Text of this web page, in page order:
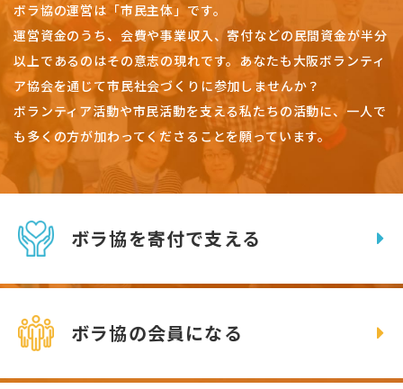
ボラ協の運営は「市民主体」です。
運営資金のうち、会費や事業収入、寄付などの民間資金が半分
以上であるのはその意志の現れです。 あなたも大阪ボランティ
ア協会を通じて市民社会づくりに参加しませんか？
ボランティア活動や市民活動を支える私たちの活動に、一人で
も多くの方が加わってくださることを願っています。
ボラ協を寄付で支える
ボラ協の会員になる